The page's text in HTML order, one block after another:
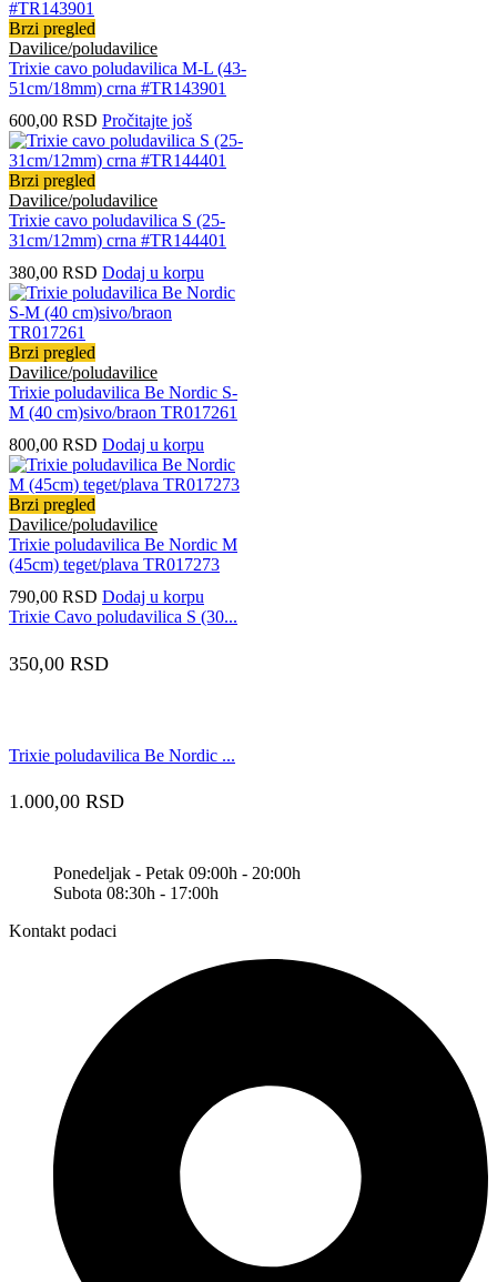
Brzi pregled
Davilice/poludavilice
Trixie cavo poludavilica M-L (43-
51cm/18mm) crna #TR143901
600,00 RSD Pročitajte još
Brzi pregled
Davilice/poludavilice
Trixie cavo poludavilica S (25-
31cm/12mm) crna #TR144401
380,00 RSD Dodaj u korpu
Brzi pregled
Davilice/poludavilice
Trixie poludavilica Be Nordic S-
M (40 cm)sivo/braon TR017261
800,00 RSD Dodaj u korpu
Brzi pregled
Davilice/poludavilice
Trixie poludavilica Be Nordic M
(45cm) teget/plava TR017273
790,00 RSD Dodaj u korpu
Trixie Cavo poludavilica S (30...
350,00 RSD
Trixie poludavilica Be Nordic ...
1.000,00 RSD
Ponedeljak - Petak 09:00h - 20:00h
Subota 08:30h - 17:00h
Kontakt podaci